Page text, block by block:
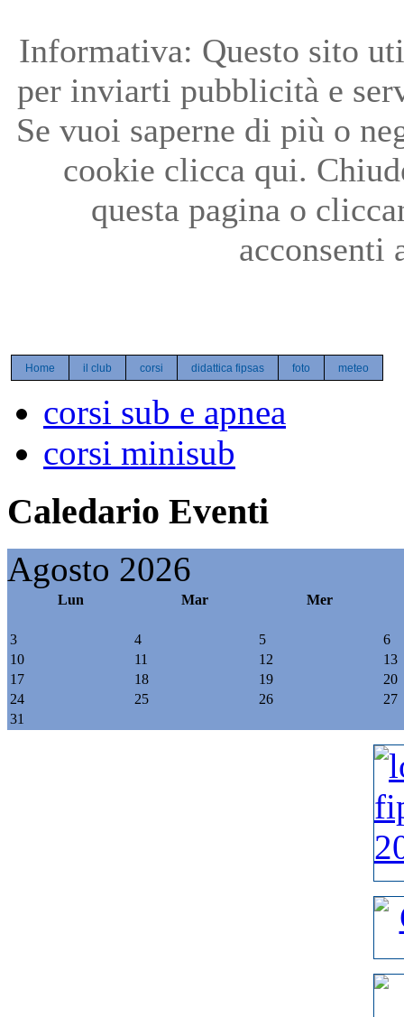
Informativa: Questo sito
per inviarti pubblicità e
Se vuoi saperne di più o
cookie clicca qui.
questa pagina o
acconsenti
Home il club corsi didattica fipsas foto meteo
corsi sub e apnea
corsi minisub
Caledario Eventi
Agosto 2026
Lun Mar Mer
3 4 5
6
10
11 12
13
17
18 19
20
24
25 26
27
31